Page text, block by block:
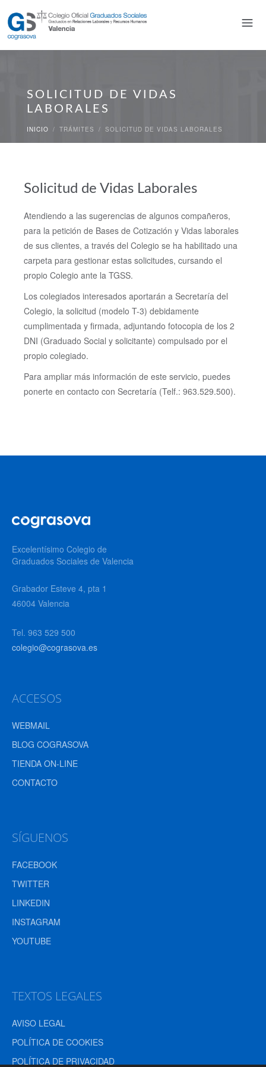
SOLICITUD DE VIDAS
LABORALES
INICIO / TRÁMITES / SOLICITUD DE VIDAS LABORALES
Solicitud de Vidas Laborales
Atendiendo a las sugerencias de algunos compañeros,
para la petición de Bases de Cotización y Vidas laborales
de sus clientes, a través del Colegio se ha habilitado una
carpeta para gestionar estas solicitudes, cursando el
propio Colegio ante la TGSS.
Los colegiados interesados aportarán a Secretaría del
Colegio, la solicitud (modelo T-3) debidamente
cumplimentada y firmada, adjuntando fotocopia de los 2
DNI (Graduado Social y solicitante) compulsado por el
propio colegiado.
Para ampliar más información de este servicio, puedes
ponerte en contacto con Secretaría (Telf.: 963.529.500).
Excelentísimo Colegio de
Graduados Sociales de Valencia
Grabador Esteve 4, pta 1
46004 Valencia
Tel. 963 529 500
colegio@cograsova.es
ACCESOS
WEBMAIL
BLOG COGRASOVA
TIENDA ON-LINE
CONTACTO
SÍGUENOS
FACEBOOK
TWITTER
LINKEDIN
INSTAGRAM
YOUTUBE
TEXTOS LEGALES
AVISO LEGAL
POLÍTICA DE COOKIES
POLÍTICA DE PRIVACIDAD